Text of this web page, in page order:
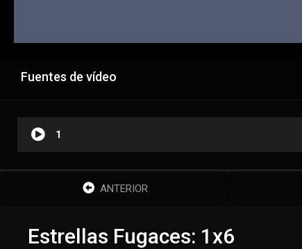
Fuentes de vídeo
1
ANTERIOR
Estrellas Fugaces: 1x6